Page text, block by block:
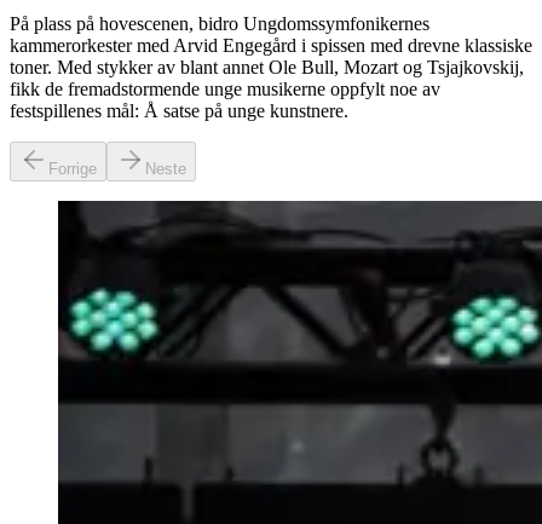
På plass på hovescenen, bidro Ungdomssymfonikernes
kammerorkester med Arvid Engegård i spissen med drevne klassiske
toner. Med stykker av blant annet Ole Bull, Mozart og Tsjajkovskij,
fikk de fremadstormende unge musikerne oppfylt noe av
festspillenes mål: Å satse på unge kunstnere.
Forrige Neste